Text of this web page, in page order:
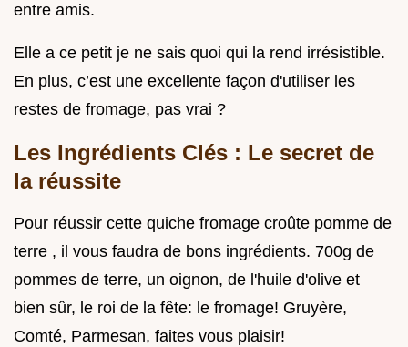
entre amis.
Elle a ce petit je ne sais quoi qui la rend irrésistible.
En plus, c’est une excellente façon d'utiliser les
restes de fromage, pas vrai ?
Les Ingrédients Clés : Le secret de
la réussite
Pour réussir cette quiche fromage croûte pomme de
terre , il vous faudra de bons ingrédients. 700g de
pommes de terre, un oignon, de l'huile d'olive et
bien sûr, le roi de la fête: le fromage! Gruyère,
Comté, Parmesan, faites vous plaisir!